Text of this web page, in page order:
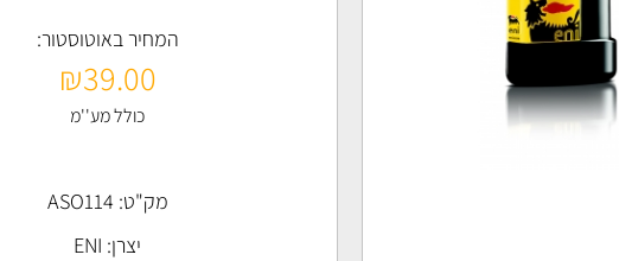
המחיר באוטוסטור:
₪39.00
כולל מע''מ
מק"ט: ASO114
יצרן: ENI